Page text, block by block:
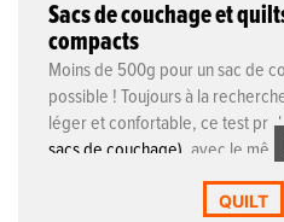
Sacs de couchage et
compacts
Moins de 500g pour un sac de
possible ! Toujours à la
léger et confortable, ce test
sacs de couchage) , avec le
la barre fatidique des 500
trouvera des sacs de
QUILT